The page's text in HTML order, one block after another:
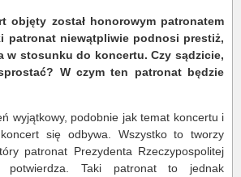
objęty został honorowym patronatem
patronat niewątpliwie podnosi prestiż,
w stosunku do koncertu. Czy sądzicie,
W czym ten patronat będzie
wyjątkowy, podobnie jak temat koncertu i
się odbywa. Wszystko to tworzy
patronat Prezydenta Rzeczypospolitej
potwierdza. Taki patronat to jednak